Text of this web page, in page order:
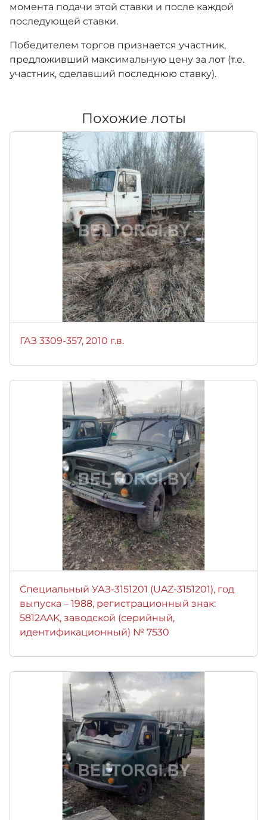
момента подачи этой ставки и после каждой
последующей ставки.
Победителем торгов признается участник,
предложивший максимальную цену за лот (т.е.
участник, сделавший последнюю ставку).
Похожие лоты
ГАЗ 3309-357, 2010 г.в.
Специальный УАЗ-3151201 (UAZ-3151201), год
выпуска – 1988, регистрационный знак:
5812AAK, заводской (серийный,
идентификационный) № 7530